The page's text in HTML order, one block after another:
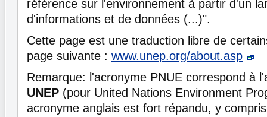
référence sur l'environnement à partir d'un
d'informations et de données (...)".
Cette page est une traduction libre de
page suivante : www.unep.org/about.asp
Remarque: l'acronyme PNUE correspond à
UNEP (pour United Nations Environment
acronyme anglais est fort répandu, y